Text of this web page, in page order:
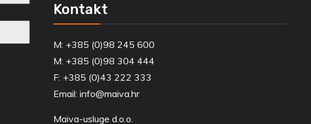
Kontakt
M: +385 (0)98 245 600
M: +385 (0)98 304 444
F: +385 (0)43 222 333
Email: info@maiva.hr
Maiva-usluge d.o.o.